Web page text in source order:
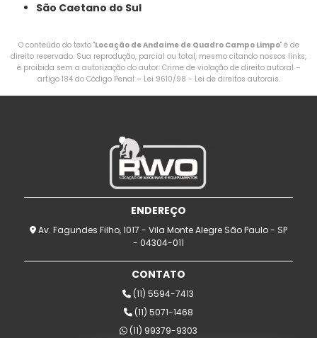
São Caetano do Sul
O conteúdo do texto "Locação de Andaime de Quadro Campo Limpo" é de
direito reservado. Sua reprodução, parcial ou total, mesmo citando nossos links,
é proibida sem a autorização do autor. Crime de violação de direito autoral –
artigo 184 do Código Penal – Lei 9610/98 - Lei de direitos autorais.
ENDEREÇO
Av. Fagundes Filho, 1017 - Vila Monte Alegre São Paulo - SP
- 04304-011
CONTATO
(11) 5594-7413
(11) 5071-1468
(11) 99379-9303